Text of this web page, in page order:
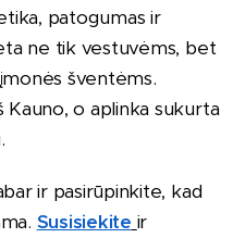
patogumas ir
ne tik vestuvėms, bet
šventėms.
Kauno, o aplinka sukurta
ir pasirūpinkite, kad
Susisiekite ir